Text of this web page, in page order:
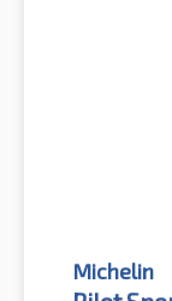
Michelin